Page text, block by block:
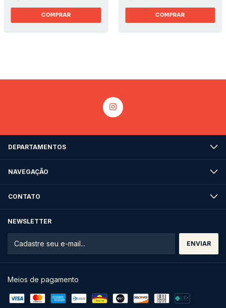
COMPRAR COMPRAR
DEPARTAMENTOS
NAVEGAÇÃO
CONTATO
NEWSLETTER
Meios de pagamento